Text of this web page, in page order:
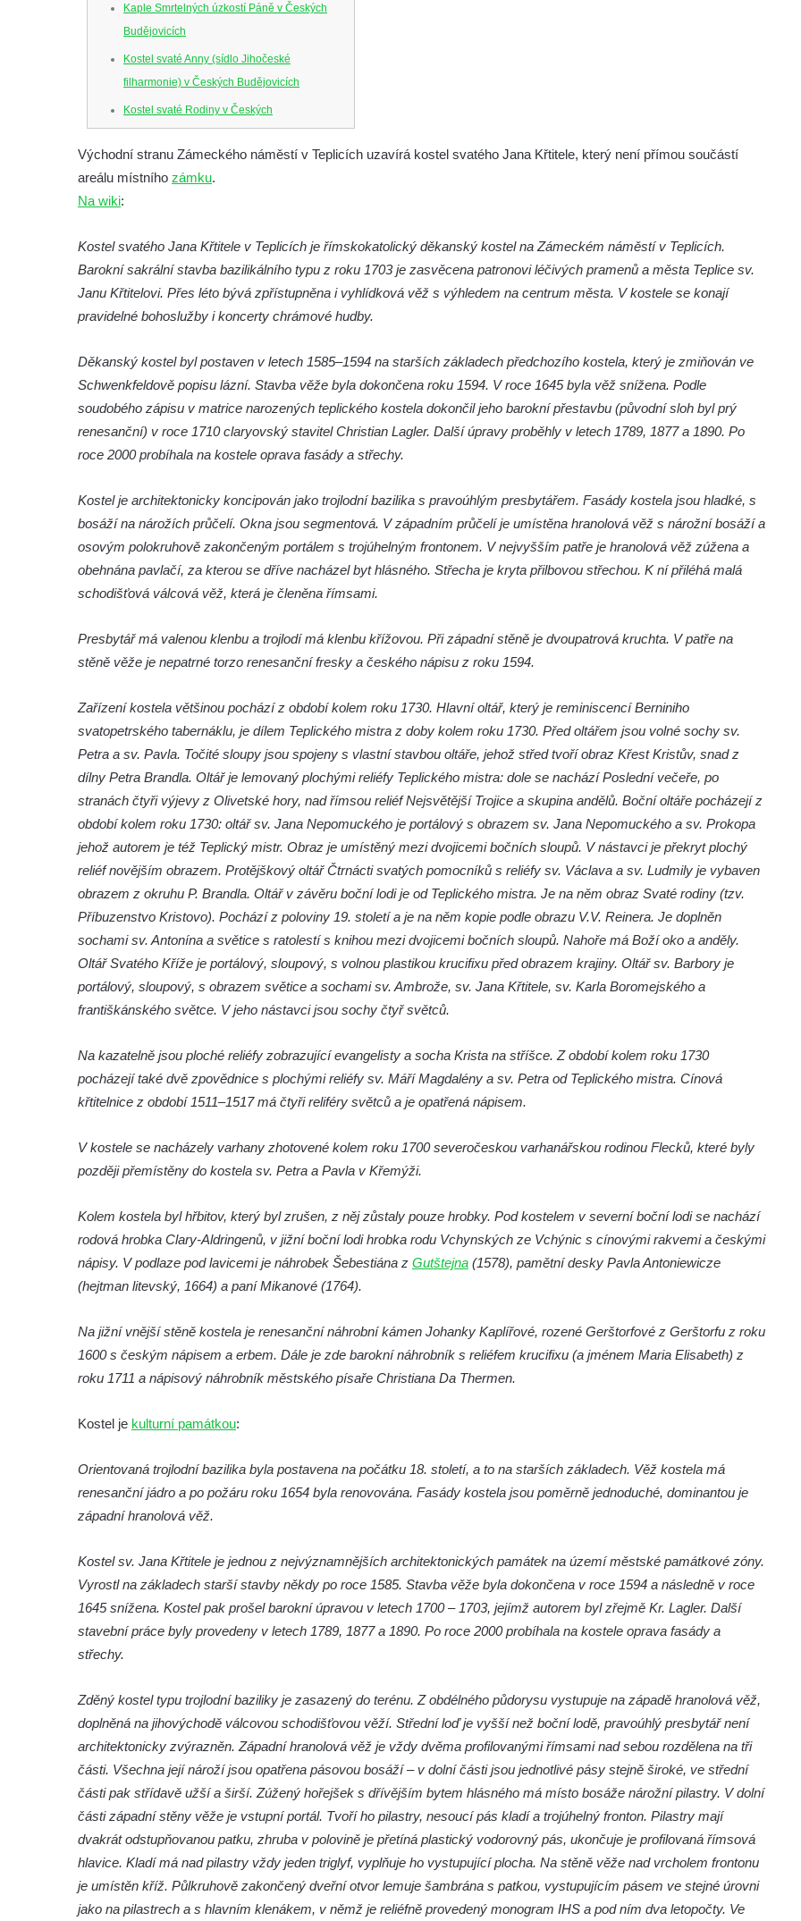
Kaple Smrtelných úzkostí Páně v Českých
Budějovicích
Kostel svaté Anny (sídlo Jihočeské
filharmonie) v Českých Budějovicích
Kostel svaté Rodiny v Českých
Budějovicích
Kostel Obětování Panny Marie u kláštera
dominikánů v Českých Budějovicích
Kaple na křižovatce ulic Budějovická a
Dělnická v Kamenném Újezdě
Bývalý kostel svatých Filipa a Jakuba na
náměstí J. V. Kamarýta ve Velešíně
Márnice na hřbitově ve Velešíně
Kostel svatého Václava ve Velešíně
Poutní areál Římov
Kostel svatého Ducha v poutním areálu
Křížová cesta Římov – XXV. kaple – Boží
hrob
Křížová cesta Římov – XXIV. kaple – Pieta
Křížová cesta Římov – XXIII. kaple –
Křížová cesta Římov – XXII. kaple – Šimon
Cyrénský pomáhá Ježíši nést kříž
Popravní brána
Křížová cesta Římov – XX. kaple – Svatá
Veronika potkává Ježíše a utírá mu do své
roušky pot z tváře
Křížová cesta Římov – XIX. kaple – Kristus
kříž nesoucí potkává Pannu Marii
Křížová cesta Římov – XVII. kaple – Velký
Pilát
Křížová cesta Římov – XVI. kaple – U
Herodesa
Křížová cesta Římov – XV. kaple – Malý
Křížová cesta Římov – XIV. kaple – U
Kaifáše (U Děvečky)
Křížová cesta Římov – XII. kaple – Vodní
Křížová cesta Římov – XI. kaple – Ježíš
haněn a tupen
Křížová cesta Římov – X. kaple – U
Cedronu
chromého žida
Křížová cesta Římov – VII. kaple – Políbení
Křížová cesta Římov – VI. kaple – Olivetská
hora (Getsemanská zahrada)
Křížová cesta Římov – V. kaple – Smutná
Křížová cesta Římov – IV. kaple – Pustá ves
Křížová cesta Římov – III. kaple – Stádní
brána
Křížová cesta Římov – I. kaple – Loučení
Ježíše s Pannou Marií
Márnice na hřbitově v Římově
Kaple v Horním Třeboníně
Kaple Panny Marie v Horním Třeboníně
Kaple mezi Dolním Třebonínem a Horním
Třebonínem
Kaple v severní části Dolního Třebonína
Márnice na hřbitově v Rybniště
Východní stranu Zámeckého náměstí v Teplicích uzavírá kostel svatého Jana Křtitele, který není přímou součástí
areálu místního zámku.
Na wiki:
Kostel svatého Jana Křtitele v Teplicích je římskokatolický děkanský kostel na Zámeckém náměstí v Teplicích.
Barokní sakrální stavba bazilikálního typu z roku 1703 je zasvěcena patronovi léčivých pramenů a města Teplice sv.
Janu Křtitelovi. Přes léto bývá zpřístupněna i vyhlídková věž s výhledem na centrum města. V kostele se konají
pravidelné bohoslužby i koncerty chrámové hudby.
Děkanský kostel byl postaven v letech 1585–1594 na starších základech předchozího kostela, který je zmiňován ve
Schwenkfeldově popisu lázní. Stavba věže byla dokončena roku 1594. V roce 1645 byla věž snížena. Podle
soudobého zápisu v matrice narozených teplického kostela dokončil jeho barokní přestavbu (původní sloh byl prý
renesanční) v roce 1710 claryovský stavitel Christian Lagler. Další úpravy proběhly v letech 1789, 1877 a 1890. Po
roce 2000 probíhala na kostele oprava fasády a střechy.
Kostel je architektonicky koncipován jako trojlodní bazilika s pravoúhlým presbytářem. Fasády kostela jsou hladké, s
bosáží na nárožích průčelí. Okna jsou segmentová. V západním průčelí je umístěna hranolová věž s nárožní bosáží a
osovým polokruhově zakončeným portálem s trojúhelným frontonem. V nejvyšším patře je hranolová věž zúžena a
obehnána pavlačí, za kterou se dříve nacházel byt hlásného. Střecha je kryta přilbovou střechou. K ní přiléhá malá
schodišťová válcová věž, která je členěna římsami.
Presbytář má valenou klenbu a trojlodí má klenbu křížovou. Při západní stěně je dvoupatrová kruchta. V patře na
stěně věže je nepatrné torzo renesanční fresky a českého nápisu z roku 1594.
Zařízení kostela většinou pochází z období kolem roku 1730. Hlavní oltář, který je reminiscencí Berniniho
svatopetrského tabernáklu, je dílem Teplického mistra z doby kolem roku 1730. Před oltářem jsou volné sochy sv.
Petra a sv. Pavla. Točité sloupy jsou spojeny s vlastní stavbou oltáře, jehož střed tvoří obraz Křest Kristův, snad z
dílny Petra Brandla. Oltář je lemovaný plochými reliéfy Teplického mistra: dole se nachází Poslední večeře, po
stranách čtyři výjevy z Olivetské hory, nad římsou reliéf Nejsvětější Trojice a skupina andělů. Boční oltáře pocházejí z
období kolem roku 1730: oltář sv. Jana Nepomuckého je portálový s obrazem sv. Jana Nepomuckého a sv. Prokopa
jehož autorem je též Teplický mistr. Obraz je umístěný mezi dvojicemi bočních sloupů. V nástavci je překryt plochý
reliéf novějším obrazem. Protějškový oltář Čtrnácti svatých pomocníků s reliéfy sv. Václava a sv. Ludmily je vybaven
obrazem z okruhu P. Brandla. Oltář v závěru boční lodi je od Teplického mistra. Je na něm obraz Svaté rodiny (tzv.
Příbuzenstvo Kristovo). Pochází z poloviny 19. století a je na něm kopie podle obrazu V.V. Reinera. Je doplněn
sochami sv. Antonína a světice s ratolestí s knihou mezi dvojicemi bočních sloupů. Nahoře má Boží oko a anděly.
Oltář Svatého Kříže je portálový, sloupový, s volnou plastikou krucifixu před obrazem krajiny. Oltář sv. Barbory je
portálový, sloupový, s obrazem světice a sochami sv. Ambrože, sv. Jana Křtitele, sv. Karla Boromejského a
františkánského světce. V jeho nástavci jsou sochy čtyř světců.
Na kazatelně jsou ploché reliéfy zobrazující evangelisty a socha Krista na stříšce. Z období kolem roku 1730
pocházejí také dvě zpovědnice s plochými reliéfy sv. Máří Magdalény a sv. Petra od Teplického mistra. Cínová
křtitelnice z období 1511–1517 má čtyři reliféry světců a je opatřená nápisem.
V kostele se nacházely varhany zhotovené kolem roku 1700 severočeskou varhanářskou rodinou Flecků, které byly
později přemístěny do kostela sv. Petra a Pavla v Křemýži.
Kolem kostela byl hřbitov, který byl zrušen, z něj zůstaly pouze hrobky. Pod kostelem v severní boční lodi se nachází
rodová hrobka Clary-Aldringenů, v jižní boční lodi hrobka rodu Vchynských ze Vchýnic s cínovými rakvemi a českými
nápisy. V podlaze pod lavicemi je náhrobek Šebestiána z Gutštejna (1578), pamětní desky Pavla Antoniewicze
(hejtman litevský, 1664) a paní Mikanové (1764).
Na jižní vnější stěně kostela je renesanční náhrobní kámen Johanky Kaplířové, rozené Gerštorfové z Gerštorfu z roku
1600 s českým nápisem a erbem. Dále je zde barokní náhrobník s reliéfem krucifixu (a jménem Maria Elisabeth) z
roku 1711 a nápisový náhrobník městského písaře Christiana Da Thermen.
Kostel je kulturní památkou:
Orientovaná trojlodní bazilika byla postavena na počátku 18. století, a to na starších základech. Věž kostela má
renesanční jádro a po požáru roku 1654 byla renovována. Fasády kostela jsou poměrně jednoduché, dominantou je
západní hranolová věž.
Kostel sv. Jana Křtitele je jednou z nejvýznamnějších architektonických památek na území městské památkové zóny.
Vyrostl na základech starší stavby někdy po roce 1585. Stavba věže byla dokončena v roce 1594 a následně v roce
1645 snížena. Kostel pak prošel barokní úpravou v letech 1700 – 1703, jejímž autorem byl zřejmě Kr. Lagler. Další
stavební práce byly provedeny v letech 1789, 1877 a 1890. Po roce 2000 probíhala na kostele oprava fasády a
střechy.
Zděný kostel typu trojlodní baziliky je zasazený do terénu. Z obdélného půdorysu vystupuje na západě hranolová věž,
doplněná na jihovýchodě válcovou schodišťovou věží. Střední loď je vyšší než boční lodě, pravoúhlý presbytář není
architektonicky zvýrazněn. Západní hranolová věž je vždy dvěma profilovanými římsami nad sebou rozdělena na tři
části. Všechna její nároží jsou opatřena pásovou bosáží – v dolní části jsou jednotlivé pásy stejně široké, ve střední
části pak střídavě užší a širší. Zúžený hořejšek s dřívějším bytem hlásného má místo bosáže nárožní pilastry. V dolní
části západní stěny věže je vstupní portál. Tvoří ho pilastry, nesoucí pás kladí a trojúhelný fronton. Pilastry mají
dvakrát odstupňovanou patku, zhruba v polovině je přetíná plastický vodorovný pás, ukončuje je profilovaná římsová
hlavice. Kladí má nad pilastry vždy jeden triglyf, vyplňuje ho vystupující plocha. Na stěně věže nad vrcholem frontonu
je umístěn kříž. Půlkruhově zakončený dveřní otvor lemuje šambrána s patkou, vystupujícím pásem ve stejné úrovni
jako na pilastrech a s hlavním klenákem, v němž je reliéfně provedený monogram IHS a pod ním dva letopočty. Ve